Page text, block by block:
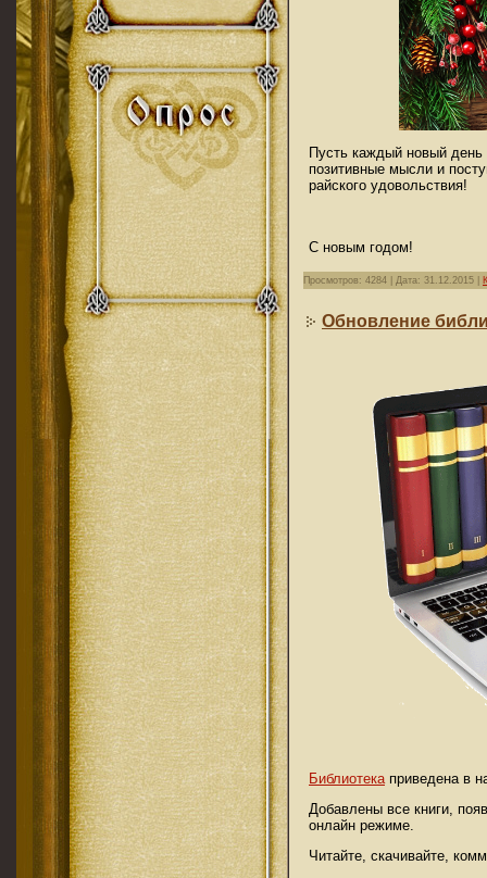
Пусть каждый новый
позитивные мысли и
райского удовольствия!
С новым годом!
Просмотров: 4284 | Дата: 31.12.2015
Обновление
Библиотека приведена в
Добавлены все книги,
онлайн режиме.
Читайте, скачивайте,